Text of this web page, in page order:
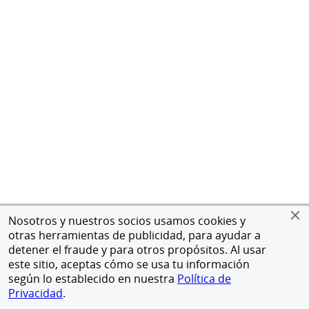
Nosotros y nuestros socios usamos cookies y
otras herramientas de publicidad, para ayudar a
detener el fraude y para otros propósitos. Al usar
este sitio, aceptas cómo se usa tu información
según lo establecido en nuestra Política de
Privacidad.